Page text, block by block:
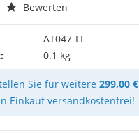
Bewerten
AT047-LI
0.1 kg
Sie für weitere299,00 €
Einkauf versandkostenfrei!